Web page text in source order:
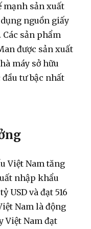
mạnh sản xuất
nguồn giấy
sản phẩm
được sản xuất
máy sở hữu
tư bậc nhất
Việt Nam tăng
nhập khẩu
USD và đạt 516
Nam là động
Việt Nam đạt